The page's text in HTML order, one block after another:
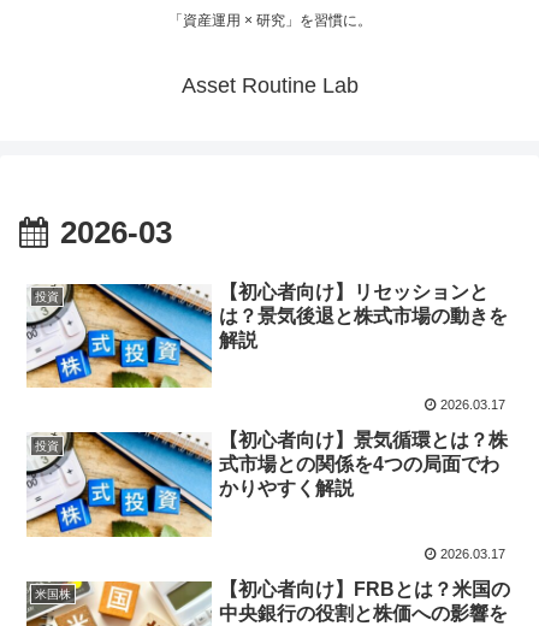
「資産運用 × 研究」を習慣に。
Asset Routine Lab
2026-03
投資
【初心者向け】リセッションと
は？景気後退と株式市場の動きを
解説
2026.03.17
投資
【初心者向け】景気循環とは？株
式市場との関係を4つの局面でわ
かりやすく解説
2026.03.17
米国株
【初心者向け】FRBとは？米国の
中央銀行の役割と株価への影響を